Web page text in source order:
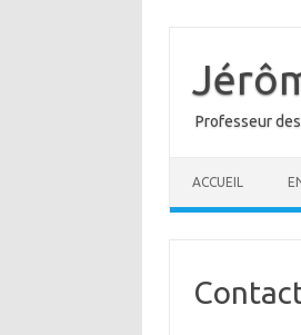
content
Professeur
ACCUEIL